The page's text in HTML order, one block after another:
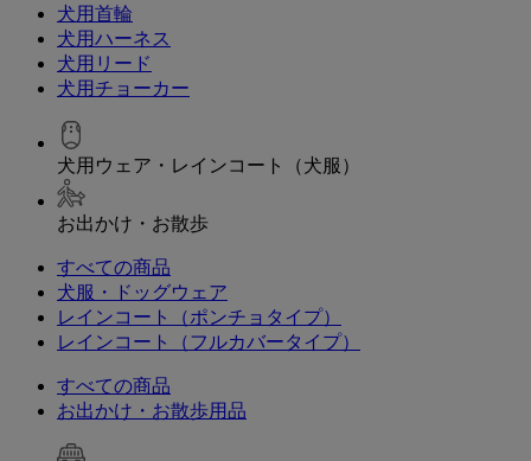
犬用首輪
犬用ハーネス
犬用リード
犬用チョーカー
犬用ウェア・レインコート（犬服）
お出かけ・お散歩
すべての商品
犬服・ドッグウェア
レインコート（ポンチョタイプ）
レインコート（フルカバータイプ）
すべての商品
お出かけ・お散歩用品